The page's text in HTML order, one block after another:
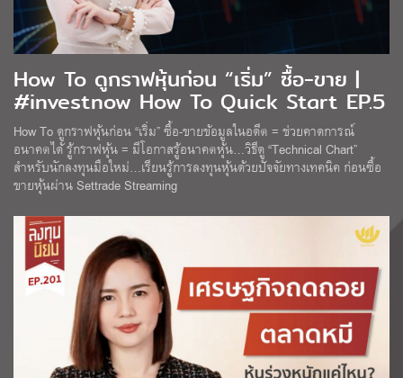
How To ดูกราฟหุ้นก่อน “เริ่ม” ซื้อ-ขาย |
#investnow How To Quick Start EP.5
How To ดูกราฟหุ้นก่อน “เริ่ม” ซื้อ-ขายข้อมูลในอดีต = ช่วยคาดการณ์
อนาคตได้ รู้กราฟหุ้น = มีโอกาสรู้อนาคตหุ้น…วิธีดู “Technical Chart”
สำหรับนักลงทุนมือใหม่…เรียนรู้การลงทุนหุ้นด้วยปัจจัยทางเทคนิค ก่อนซื้อ
ขายหุ้นผ่าน Settrade Streaming